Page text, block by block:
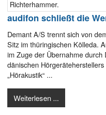
audifon schließt die
Demant A/S trennt sich von
Sitz im thüringischen Kölleda.
im Zuge der Übernahme
dänischen
„Hörakustik“ ...
Weiterlesen ...